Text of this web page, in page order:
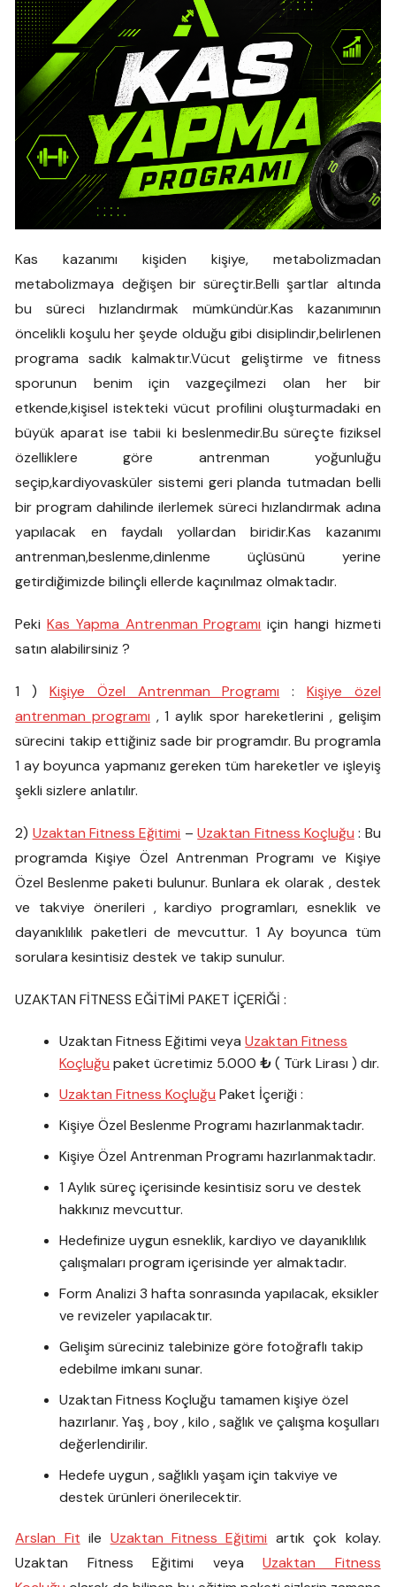
Kas kazanımı kişiden kişiye, metabolizmadan
metabolizmaya değişen bir süreçtir.Belli şartlar altında
bu süreci hızlandırmak mümkündür.Kas kazanımının
öncelikli koşulu her şeyde olduğu gibi disiplindir,belirlenen
programa sadık kalmaktır.Vücut geliştirme ve fitness
sporunun benim için vazgeçilmezi olan her bir
etkende,kişisel istekteki vücut profilini oluşturmadaki en
büyük aparat ise tabii ki beslenmedir.Bu süreçte fiziksel
özelliklere göre antrenman yoğunluğu
seçip,kardiyovasküler sistemi geri planda tutmadan belli
bir program dahilinde ilerlemek süreci hızlandırmak adına
yapılacak en faydalı yollardan biridir.Kas kazanımı
antrenman,beslenme,dinlenme üçlüsünü yerine
getirdiğimizde bilinçli ellerde kaçınılmaz olmaktadır.
PekiKas Yapma Antrenman Programı için hangi hizmeti
satın alabilirsiniz ?
1 ) Kişiye Özel Antrenman Programı : Kişiye özel
antrenman programı , 1 aylık spor hareketlerini , gelişim
sürecini takip ettiğiniz sade bir programdır. Bu programla
1 ay boyunca yapmanız gereken tüm hareketler ve işleyiş
şekli sizlere anlatılır.
2) Uzaktan Fitness Eğitimi –Uzaktan Fitness Koçluğu : Bu
programda Kişiye Özel Antrenman Programı ve Kişiye
Özel Beslenme paketi bulunur. Bunlara ek olarak , destek
ve takviye önerileri , kardiyo programları, esneklik ve
dayanıklılık paketleri de mevcuttur. 1 Ay boyunca tüm
sorulara kesintisiz destek ve takip sunulur.
UZAKTAN FİTNESS EĞİTİMİ PAKET İÇERİĞİ :
Uzaktan Fitness Eğitimi veyaUzaktan Fitness
Koçluğu paket ücretimiz 5.000₺( Türk Lirası ) dır.
Uzaktan Fitness Koçluğu Paket İçeriği :
Kişiye Özel Beslenme Programı hazırlanmaktadır.
Kişiye Özel Antrenman Programı hazırlanmaktadır.
1 Aylık süreç içerisinde kesintisiz soru ve destek
hakkınız mevcuttur.
Hedefinize uygun esneklik, kardiyo ve dayanıklılık
çalışmaları program içerisinde yer almaktadır.
Form Analizi 3 hafta sonrasında yapılacak, eksikler
ve revizeler yapılacaktır.
Gelişim süreciniz talebinize göre fotoğraflı takip
edebilme imkanı sunar.
Uzaktan Fitness Koçluğu tamamen kişiye özel
hazırlanır. Yaş , boy , kilo , sağlık ve çalışma koşulları
değerlendirilir.
Hedefe uygun , sağlıklı yaşam için takviye ve
destek ürünleri önerilecektir.
Arslan Fit ile Uzaktan Fitness Eğitimi artık çok kolay.
Uzaktan Fitness Eğitimi veyaUzaktan Fitness